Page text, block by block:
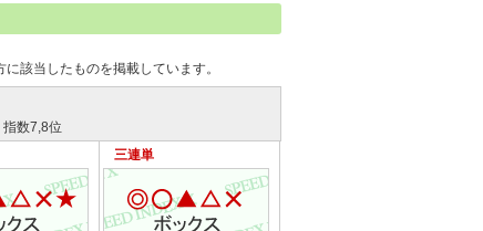
該当したものを掲載しています。
数7,8位
三連単